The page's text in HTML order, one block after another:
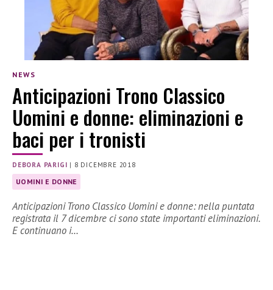
NEWS
Anticipazioni Trono Classico
Uomini e donne: eliminazioni e
baci per i tronisti
DEBORA PARIGI | 8 DICEMBRE 2018
UOMINI E DONNE
Anticipazioni Trono Classico Uomini e donne: nella puntata
registrata il 7 dicembre ci sono state importanti eliminazioni.
E continuano i…